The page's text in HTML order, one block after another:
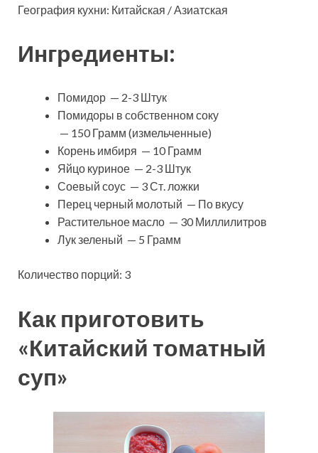
География кухни: Китайская / Азиатская
Ингредиенты:
Помидор — 2-3 Штук
Помидоры в собственном соку
— 150 Грамм (измельченные)
Корень имбиря — 10 Грамм
Яйцо куриное — 2-3 Штук
Соевый соус — 3 Ст. ложки
Перец черный молотый — По вкусу
Растительное масло — 30 Миллилитров
Лук зеленый — 5 Грамм
Количество порций: 3
Как приготовить
«Китайский томатный
суп»